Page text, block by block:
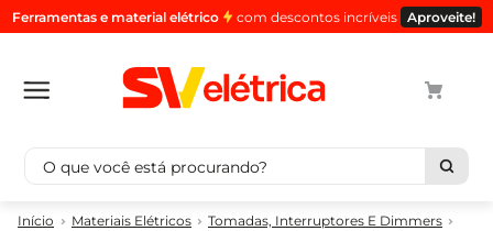
Ferramentas e material elétrico com descontos incríveis Aproveite!
O que você está procurando?
Materiais Elétricos
Tomadas, Interruptores E Dimmers
Termos mais buscados